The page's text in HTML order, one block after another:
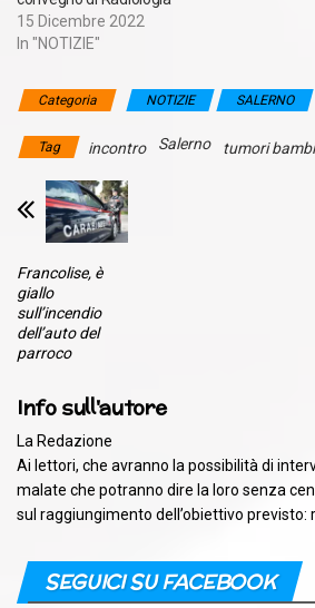
15 Dicembre 2022
In "NOTIZIE"
Categoria NOTIZIE SALERNO
Tag incontro Salerno tumori
Francolise, è
giallo
sull’incendio
dell’auto del
parroco
Info sull'autore
La Redazione
Ai lettori, che avranno la possibilità di
malate che potranno dire la loro senza
sul raggiungimento dell’obiettivo previsto:
SEGUICI SU FACEBOOK